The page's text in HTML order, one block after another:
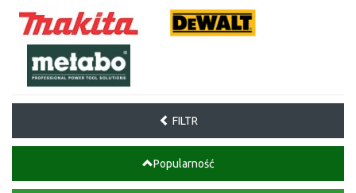
FILTR
Popularność